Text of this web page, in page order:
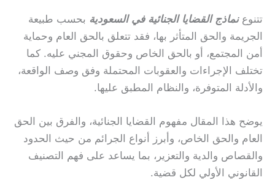
تتنوعنماذج القضايا الجنائية في السعودية بحسب طبيعة
الجريمة والحق المتأثر بها، فقد تتعلق بالحق العام وحماية
أمن المجتمع، أو بالحق الخاص وحقوق المجني عليه. كما
تختلف الإجراءات والعقوبات المحتملة وفق وصف الواقعة،
والأدلة المتوفرة، والنظام المطبق عليها.
يوضح هذا المقال مفهوم القضايا الجنائية، والفرق بين الحق
العام والحق الخاص، وأبرز أنواع الجرائم من حيث الحدود
والقصاص والدية والتعزير، بما يساعد على فهم التصنيف
القانوني الأولي لكل قضية.